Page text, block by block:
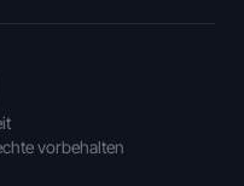
vorbehalten